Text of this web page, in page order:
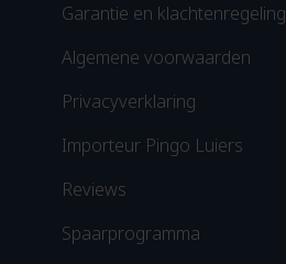
Garantie en klachtenregeling
Algemene voorwaarden
Privacyverklaring
Importeur Pingo Luiers
Reviews
Spaarprogramma